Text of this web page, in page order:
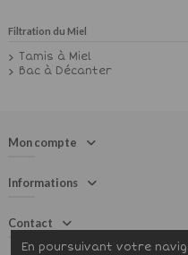
Filtration du Miel
Tamis à Miel
Bac à Décanter
Mon compte
Informations
Contact
En poursuivant votre